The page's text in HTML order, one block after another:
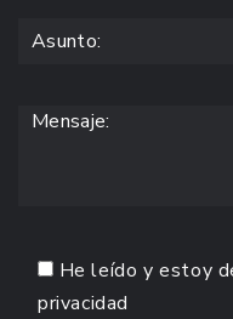
He leído y estoy
privacidad